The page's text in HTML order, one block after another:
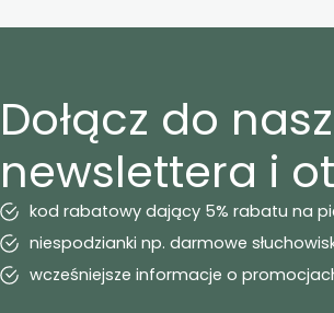
Dołącz do
newslettera i
kod rabatowy dający 5% rabatu na
niespodzianki np. darmowe
wcześniejsze informacje o